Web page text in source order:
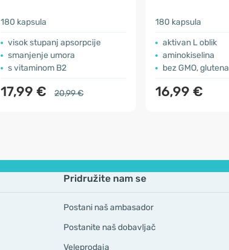
180 kapsula
visok stupanj apsorpcije
smanjenje umora
s vitaminom B2
17,99 € 20,99 €
180 kapsula
aktivan L oblik
aminokiselina
bez GMO, glutena
16,99 €
Pridružite nam se
Postani naš ambasador
Postanite naš dobavljač
Veleprodaja